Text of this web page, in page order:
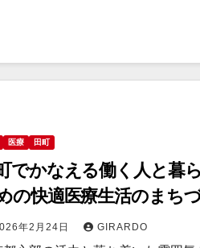
医療 田町
でかなえる働く人と暮
の快適医療生活のまち
年2月24日 GIRARDO